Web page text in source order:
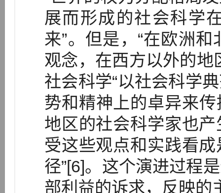
展而形成的社会科学
来”。但是，“在欧洲
观念，在西方以外的地
社会科学“以社会科学
势和精神上的卓异来
地区的社会科学家也
受这些观点和实践看
径”[6]。这个演进过程
部利益的诉求，反映的